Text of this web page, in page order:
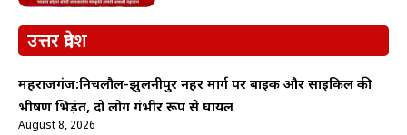
उत्तर प्रदेश
महराजगंज:निचलौल-झुलनीपुर नहर मार्ग पर बाइक और साइकिल की
भीषण भिड़ंत, दो लोग गंभीर रूप से घायल
August 8, 2026